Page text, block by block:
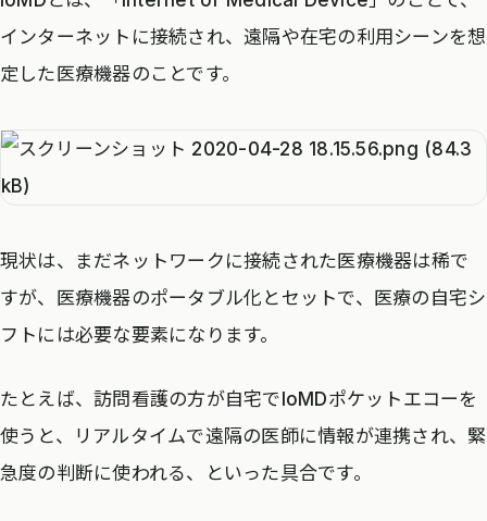
インターネットに接続され、遠隔や在宅の利用シーンを想
定した医療機器のことです。
現状は、まだネットワークに接続された医療機器は稀で
すが、医療機器のポータブル化とセットで、医療の自宅シ
フトには必要な要素になります。
たとえば、訪問看護の方が自宅でIoMDポケットエコーを
使うと、リアルタイムで遠隔の医師に情報が連携され、緊
急度の判断に使われる、といった具合です。